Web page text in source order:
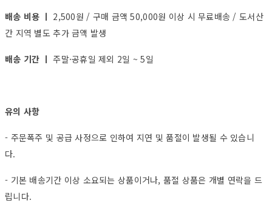
배송 비용 ㅣ 2,500원 / 구매 금액 50,000원 이상 시 무료배송 / 도서산
간 지역 별도 추가 금액 발생
배송 기간 ㅣ주말·공휴일 제외 2일 ~ 5일
유의 사항
- 주문폭주 및 공급 사정으로 인하여 지연 및 품절이 발생될 수 있습니
다.
- 기본 배송기간 이상 소요되는 상품이거나, 품절 상품은 개별 연락을 드
립니다.